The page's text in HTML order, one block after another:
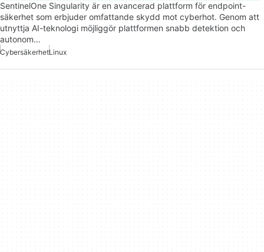
SentinelOne Singularity är en avancerad plattform för endpoint-
säkerhet som erbjuder omfattande skydd mot cyberhot. Genom att
utnyttja AI-teknologi möjliggör plattformen snabb detektion och
autonom…
CybersäkerhetLinux